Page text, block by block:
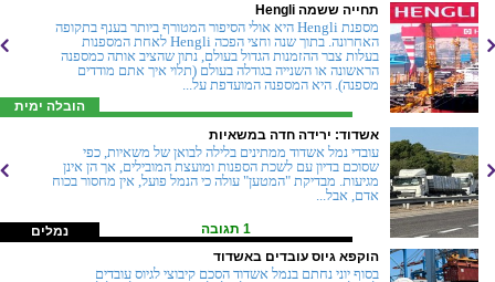
הובלה ימית
תחייה ששמה Hengli
מספנת Hengli היא אולי הסיפור המטורף ביותר בענף בתקופה
האחרונה. בתוך שנה וחצי הפכה Hengli לאחת המספנות
בעלות צבר ההזמנות הגדול בעולם, נתון שהציב אותה כמספנה
הראשונה או השנייה בגודלה בעולם (תלוי איך אתם מודדים
מספנה). היא המספנה המועדפת על...
נמלים
אשדוד: ירידה חדה במשאיות
עובדי נמל אשדוד ממתינים בלילה לבואן של משאיות, כפי
שסוכם בדיון עם לשכת הספנות ומועצת המובילים, אך הן אינן
מגיעות. מבדיקת "המטען" עולה כי הנמל פועל, אין מחסור בכוח
אדם, אבל...
1 תגובה
הוקפא גיוס עובדים באשדוד
בסוף יוני נחתם בנמל אשדוד הסכם קיבוצי לגיוס עובדים